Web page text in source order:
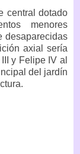
central dotado
menores
desaparecidas
axial sería
y Felipe IV al
del jardín